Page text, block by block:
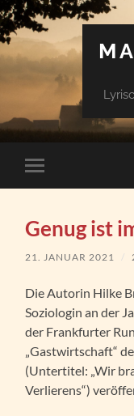
Mobile-
Menü
Genug ist
21. JANUAR 2021 /
Die Autorin Hilke
Soziologin an der
der Frankfurter
„Gastwirtschaft“
(Untertitel: „Wir
Verlierens“)